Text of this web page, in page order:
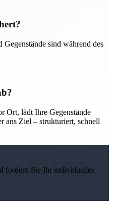
sind während des
Ort, lädt Ihre Gegenstände
ans Ziel – strukturiert, schnell
fordern Sie Ihr individuelles